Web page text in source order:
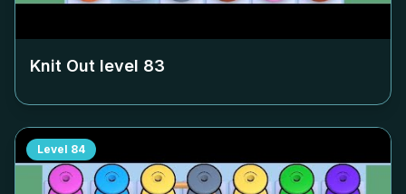
Knit Out level 83
Level 84